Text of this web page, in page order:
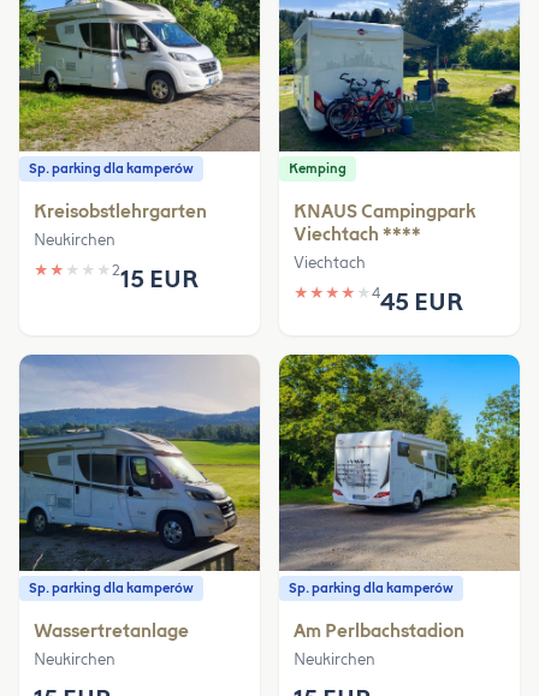
Sp. parking dla kamperów
Kreisobstlehrgarten
Neukirchen
★ ★ ★ ★ ★ 215 EUR
Kemping
KNAUS Campingpark
Viechtach ****
Viechtach
★ ★ ★ ★ ★ 445 EUR
Sp. parking dla kamperów
Wassertretanlage
Neukirchen
Sp. parking dla kamperów
Am Perlbachstadion
Neukirchen